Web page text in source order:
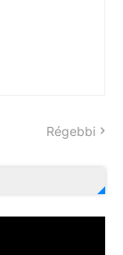
Régebbi